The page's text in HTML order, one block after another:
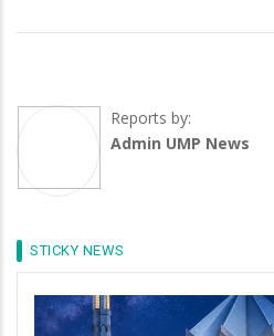
Reports by:
Admin UMP News
STICKY NEWS